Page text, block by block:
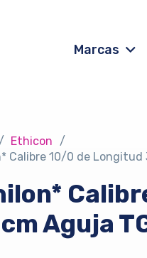
Marcas
/ Ethicon
/
Calibre 10/0 de
Aguja